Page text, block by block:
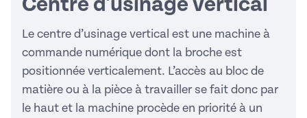
Le centre d’usinage vertical est une machine à
commande numérique dont la broche est
positionnée verticalement. L’accès au bloc de
matière ou à la pièce à travailler se fait donc par
le haut et la machine procède en priorité à un